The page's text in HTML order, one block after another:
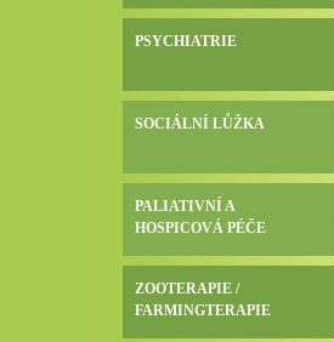
PSYCHIATRIE
SOCIÁLNÍ LŮŽKA
PALIATIVNÍ A
HOSPICOVÁ PÉČE
ZOOTERAPIE /
FARMINGTERAPIE